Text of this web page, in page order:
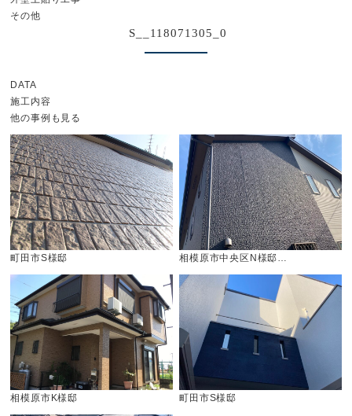
その他
S__118071305_0
DATA
施工内容
他の事例も見る
町田市S様邸 相模原市中央区N様邸…
相模原市K様邸 町田市S様邸